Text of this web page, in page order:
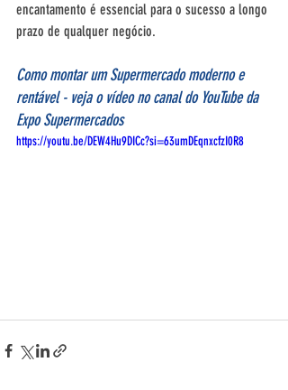
encantamento é essencial para o sucesso a longo
prazo de qualquer negócio.
Como montar um Supermercado moderno e
rentável - veja o vídeo no canal do YouTube da
Expo Supermercados
https://youtu.be/DEW4Hu9DICc?si=63umDEqnxcfzI0R8